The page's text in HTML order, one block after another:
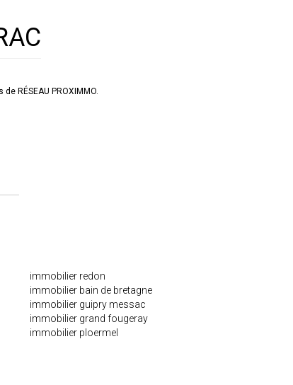
RÉSEAU PROXIMMO.
immobilier redon
immobilier bain de bretagne
immobilier guipry messac
immobilier grand fougeray
immobilier ploermel